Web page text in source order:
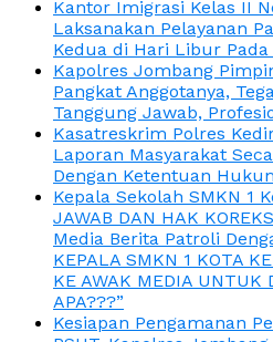
Kantor Imigrasi Kelas II
Laksanakan Pelayanan
Kedua di Hari Libur
Kapolres Jombang
Pangkat Anggotanya,
Tanggung Jawab,
Kasatreskrim Polres
Laporan Masyarakat
Dengan Ketentuan
Kepala Sekolah SMKN 1
JAWAB DAN HAK
Media Berita Patroli
KEPALA SMKN 1 KOTA
KE AWAK MEDIA UNTUK
APA???”
Kesiapan Pengamanan